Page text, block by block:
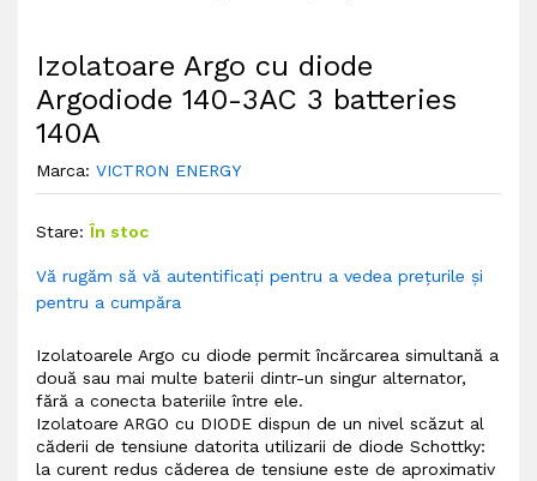
Izolatoare Argo cu diode
Argodiode 140-3AC 3 batteries
140A
Marca: VICTRON ENERGY
Stare: În stoc
Vă rugăm să vă autentificați pentru a vedea prețurile și
pentru a cumpăra
Izolatoarele Argo cu diode permit încărcarea simultană a
două sau mai multe baterii dintr-un singur alternator,
fără a conecta bateriile între ele.
Izolatoare ARGO cu DIODE dispun de un nivel scăzut al
căderii de tensiune datorita utilizarii de diode Schottky:
la curent redus căderea de tensiune este de aproximativ